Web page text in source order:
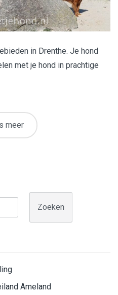
in Drenthe. Je hond
met je hond in prachtige
meer
Zoeken
Ameland